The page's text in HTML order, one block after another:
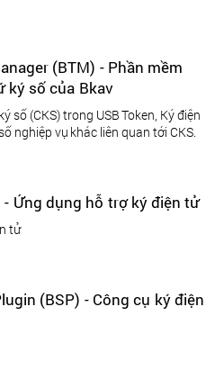
(BTM) - Phần mềm
ký số của Bkav
số (CKS) trong USB Token, Ký điện
nghiệp vụ khác liên quan tới CKS.
- Ứng dụng hỗ trợ ký điện tử
tử
(BSP) - Công cụ ký điện